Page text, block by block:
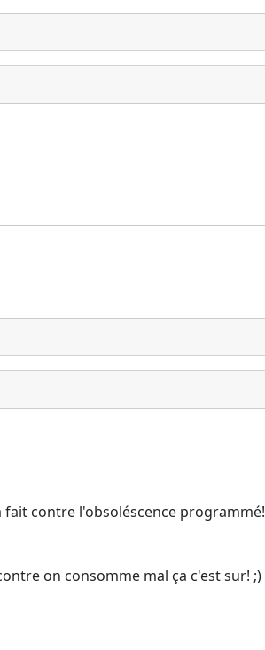
fait contre l'obsoléscence programmé!
on consomme mal ça c'est sur! ;)